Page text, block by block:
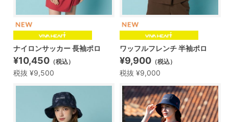
ナイロンサッカー 長袖ポロ
¥10,450 （税込）
税抜 ¥9,500
ワッフルフレンチ 半袖ポロ
¥9,900 （税込）
税抜 ¥9,000